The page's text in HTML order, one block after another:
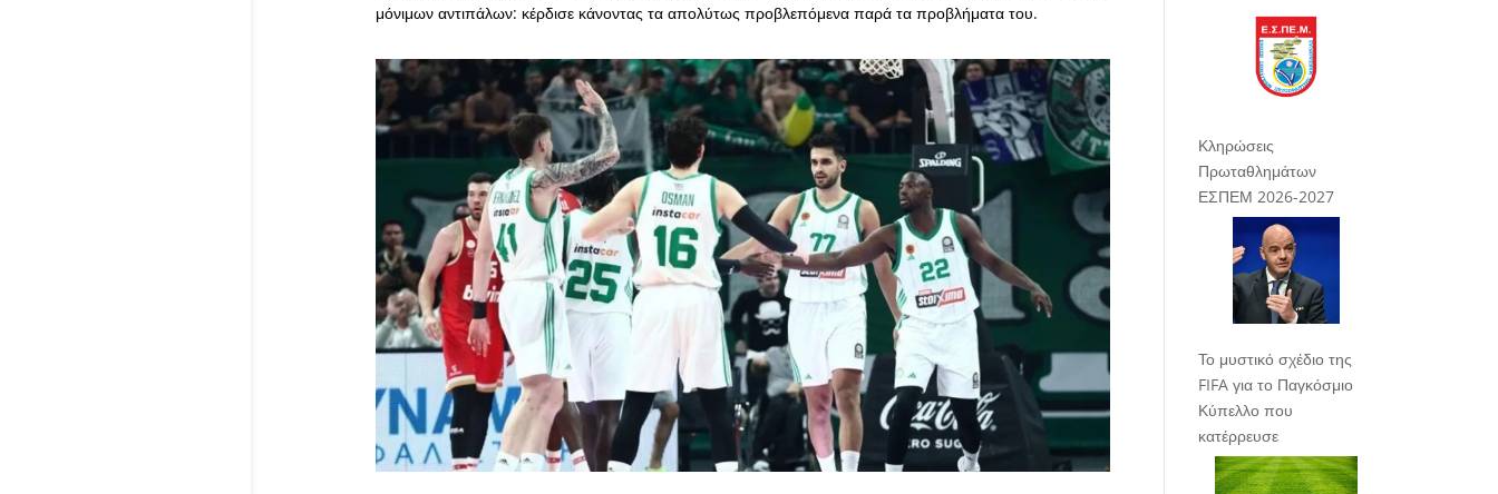
μόνιμων αντιπάλων: κέρδισε κάνοντας τα απολύτως προβλεπόμενα παρά τα προβλήματα του.
Κληρώσεις
Πρωταθλημάτων
ΕΣΠΕΜ 2026-2027
Το μυστικό σχέδιο της
FIFA για το Παγκόσμιο
Κύπελλο που
κατέρρευσε